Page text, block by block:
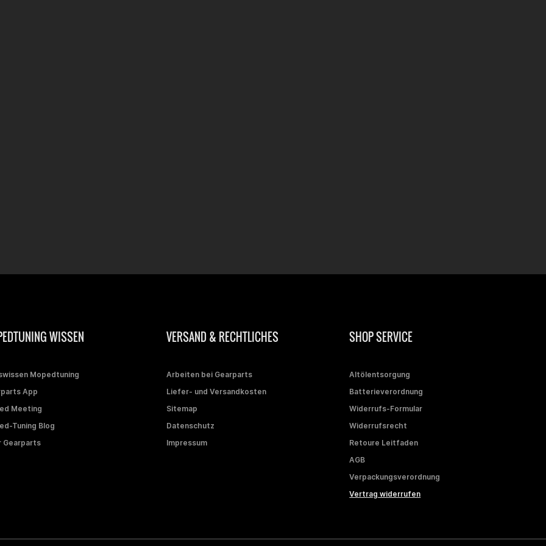
WISSEN
Mopedtuning
App
Meeting
Tuning Blog
Gearparts
VERSAND & RECHTLICHES
Arbeiten bei Gearparts
Liefer- und Versandkosten
Sitemap
Datenschutz
Impressum
SHOP SERVICE
Altölentsorgung
Batterieverordnung
Widerrufs-Formular
Widerrufsrecht
Retoure Leitfaden
AGB
Verpackungsverordnung
Vertrag widerrufen